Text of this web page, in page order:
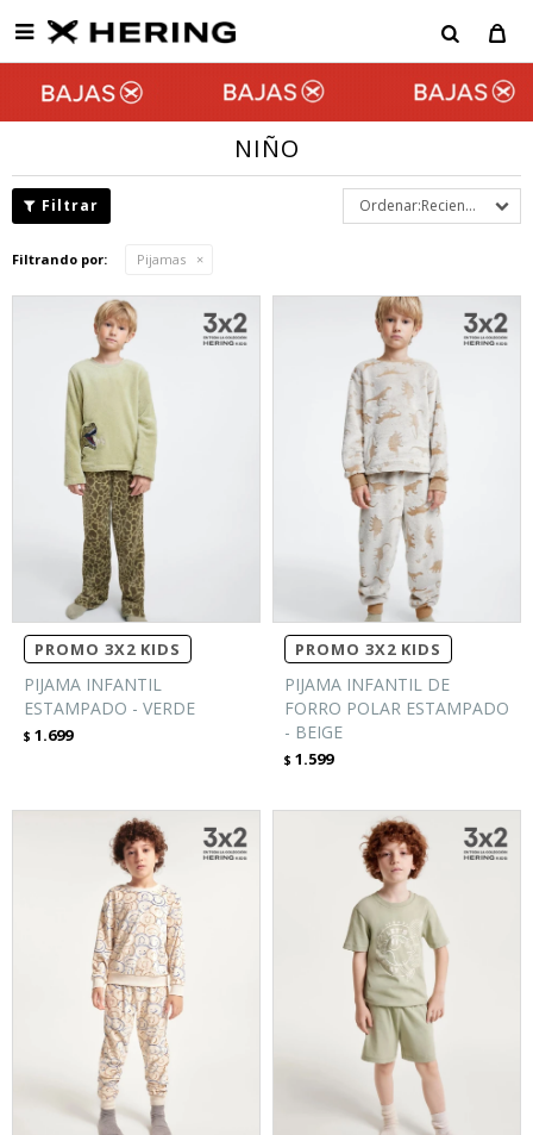

NIÑO
Recientes
Filtrando por: Pijamas
PROMO 3X2 KIDS
PIJAMA INFANTIL
ESTAMPADO - VERDE
$ 1.699
PROMO 3X2 KIDS
PIJAMA INFANTIL DE
FORRO POLAR ESTAMPADO
- BEIGE
$ 1.599